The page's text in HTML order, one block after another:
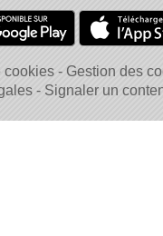
cookies
Gestion des
Signaler un